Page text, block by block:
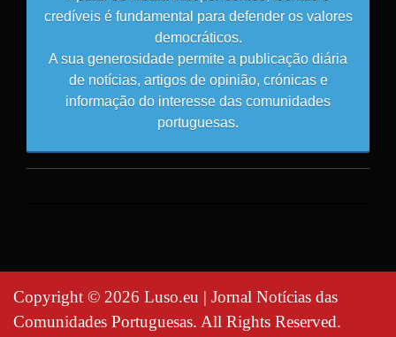
credíveis é fundamental para defender os valores
democráticos.
A sua generosidade permite a publicação diária
de notícias, artigos de opinião, crónicas e
informação do interesse das comunidades
portuguesas.
Copyright © 2026 Luso.eu | Jornal Notícias das
Comunidades Portuguesas. All Rights Reserved.